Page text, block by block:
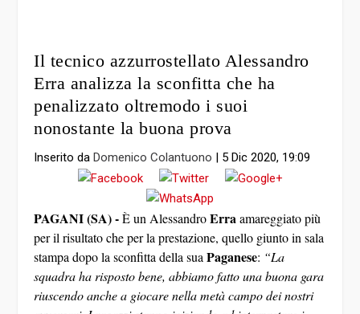
Il tecnico azzurrostellato Alessandro
Erra analizza la sconfitta che ha
penalizzato oltremodo i suoi
nonostante la buona prova
Inserito daDomenico Colantuono | 5 Dic 2020, 19:09
PAGANI (SA) -È un AlessandroErraamareggiato più
per il risultato che per la prestazione, quello giunto in sala
stampa dopo la sconfitta della suaPaganese: “La
squadra ha risposto bene, abbiamo fatto una buona gara
riuscendo anche a giocare nella metà campo dei nostri